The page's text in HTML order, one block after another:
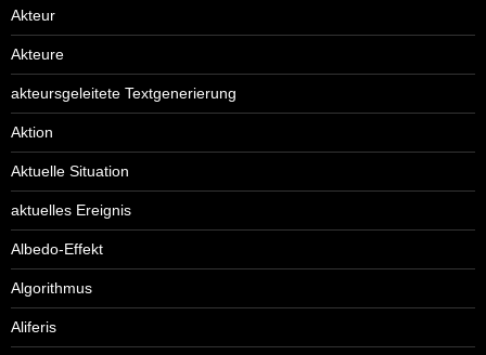
Akteur
Akteure
akteursgeleitete Textgenerierung
Aktion
Aktuelle Situation
aktuelles Ereignis
Albedo-Effekt
Algorithmus
Aliferis